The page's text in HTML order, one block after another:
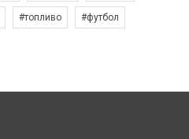
#топливо #футбол